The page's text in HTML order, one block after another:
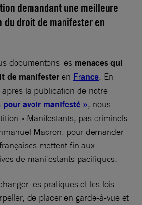
demandant une meilleure
du droit de manifester en
documentons les menaces qui
de manifester en France. En
la publication de notre
pour avoir manifesté », nous
« Manifestants, pas criminels
Macron, pour demander
mettent fin aux
de manifestants pacifiques.
les pratiques et les lois
de placer en garde-à-vue et